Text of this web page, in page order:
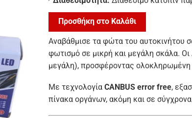
Προσθήκη στο Καλάθι
Αναβάθμισε τα φώτα του αυτοκινήτου
φωτισμό σε μικρή και μεγάλη σκάλα.
μεγάλη), προσφέροντας
Με τεχνολογία CANBUS error free,
πίνακα οργάνων, ακόμη και σε